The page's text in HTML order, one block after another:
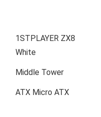
1STPLAYER ZX8
White
Middle Tower
ATX Micro ATX